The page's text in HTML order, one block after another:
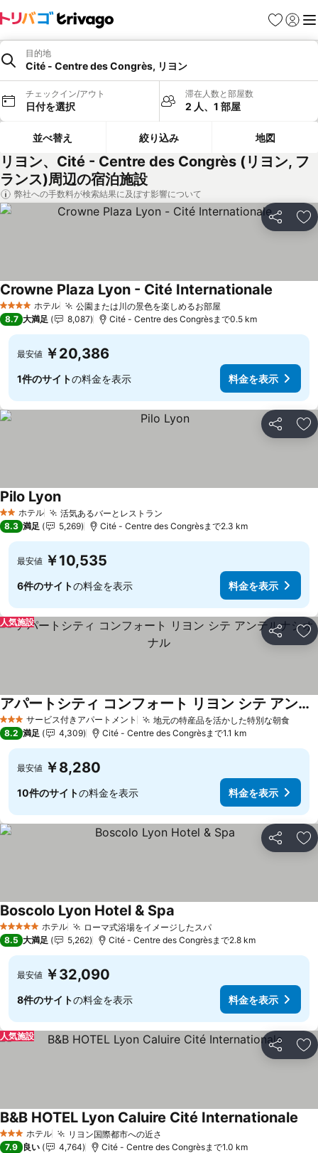
お気に入り
ログイ
メ
目的地
Cité - Centre des Congrès, リヨン
チェックイン/アウト
日付を選択
滞在人数と部屋数
2 人、1 部屋
並べ替え 絞り込み 地図
リヨン、Cité - Centre des Congrès (リヨン, フ
ランス)周辺の宿泊施設
弊社への手数料が検索結果に及ぼす影響について
シェア お
4 ホテルのランク
ホテル 公園または川の景色を楽しめるお部屋料金を表示
Crowne Plaza Lyon - Cité Internationale
8.7 大満足 8,087 Cité - Centre des Congrèsまで0.5 km
最安値 ￥20,386
1件のサイトの料金を表示 料金を表示
シェア お
2 ホテルのランク
ホテル 活気あるバーとレストラン
Pilo Lyon料金を表示
8.3 満足 5,269 Cité - Centre des Congrèsまで2.3 km
最安値 ￥10,535
6件のサイトの料金を表示 料金を表示
シェア お
人気施設
3 ホテルのランク
サービス付きアパートメント 地元の特産品を活かした特別な朝食料金
アパートシティ コンフォート リヨン シテ アンテルナシオナル
料金を表示
8.2 満足 4,309 Cité - Centre des Congrèsまで1.1 km
最安値 ￥8,280
10件のサイトの料金を表示 料金を表示
シェア お
5 ホテルのランク
ホテル ローマ式浴場をイメージしたスパ料金を表示
Boscolo Lyon Hotel & Spa
8.5 大満足 5,262 Cité - Centre des Congrèsまで2.8 km
最安値 ￥32,090
8件のサイトの料金を表示 料金を表示
シェア お
人気施設
3 ホテルのランク
ホテル リヨン国際都市への近さ
B&B HOTEL Lyon Caluire Cité Internationale
7.9 良い 4,764 Cité - Centre des Congrèsまで1.0 km